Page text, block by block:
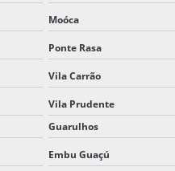
UNIFILAS PARA EVENTOS
UNIFILAS PARA LOCAÇÃO
Moóca
Ponte Rasa
Vila Carrão
Vila Prudente
Guarulhos
Embu Guaçú